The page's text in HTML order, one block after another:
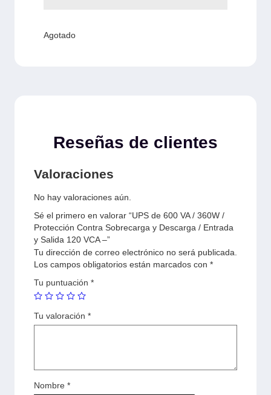
Agotado
Reseñas de clientes
Valoraciones
No hay valoraciones aún.
Sé el primero en valorar “UPS de 600 VA / 360W /
Protección Contra Sobrecarga y Descarga / Entrada
y Salida 120 VCA –”
Tu dirección de correo electrónico no será publicada.
Los campos obligatorios están marcados con *
Tu puntuación *
Tu valoración *
Nombre *